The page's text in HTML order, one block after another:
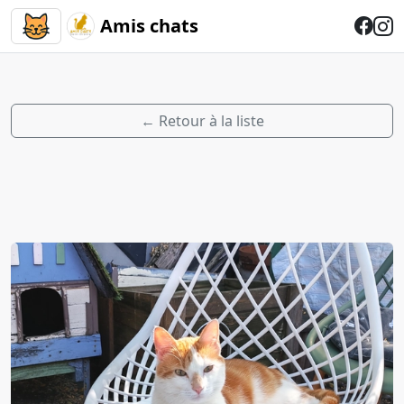
Amis chats
← Retour à la liste